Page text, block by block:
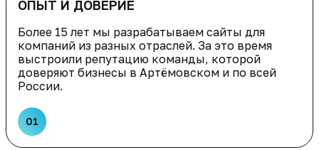
ОПЫТ И ДОВЕРИЕ
Более 15 лет мы разрабатываем сайты для
компаний из разных отраслей. За это время
выстроили репутацию команды, которой
доверяют бизнесы в Артёмовском и по всей
России.
01